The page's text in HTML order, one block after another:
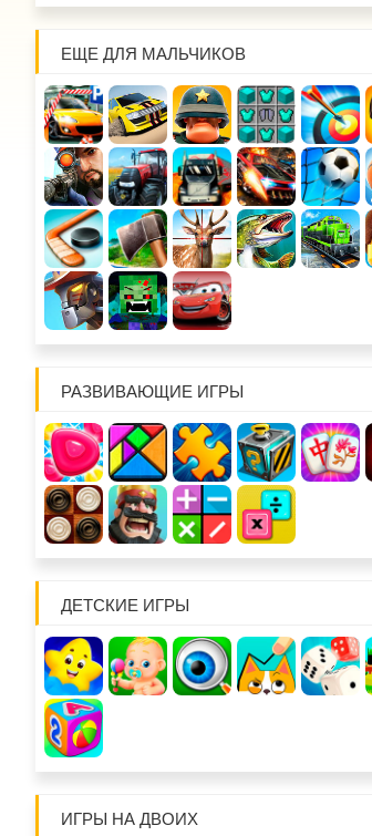
ЕЩЕ ДЛЯ МАЛЬЧИКОВ
РАЗВИВАЮЩИЕ ИГРЫ
ДЕТСКИЕ ИГРЫ
ИГРЫ НА ДВОИХ